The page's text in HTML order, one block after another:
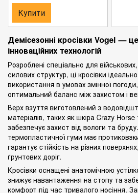
Купити
Демісезонні кросівки Vogel —
інноваційних технологій
Розроблені спеціально для
силових структур, ці кросівки
використання в умовах змінної
оптимальний баланс між захистом і
Верх взуття виготовлений з
матеріалів, таких як шкіра Crazy
забезпечує захист від вологи та
термопластичної гуми має
гарантує стійкість на різних
ґрунтових доріг.
Кросівки оснащені анатомічною
знижує навантаження на стопу та
комфорт під час тривалого носіння.